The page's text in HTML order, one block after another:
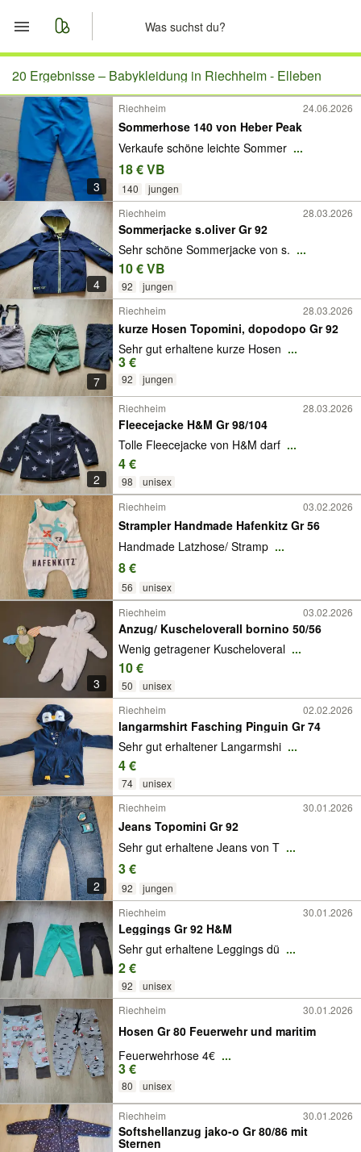
Start
Merkliste
Nachrichten
Anzeige aufgeben
20 Ergebnisse – Babykleidung in Riechheim - Elleben
3
Riechheim 24.06.2026
Sommerhose 140 von Heber Peak
Verkaufe schöne leichte Sommer ...
18 € VB
140 jungen
4
Riechheim 28.03.2026
Sommerjacke s.oliver Gr 92
Sehr schöne Sommerjacke von s. ...
10 € VB
92 jungen
7
Riechheim 28.03.2026
kurze Hosen Topomini, dopodopo Gr 92
Sehr gut erhaltene kurze Hosen ...
3 €
92 jungen
2
Riechheim 28.03.2026
Fleecejacke H&M Gr 98/104
Tolle Fleecejacke von H&M darf ...
4 €
98
unisex
Riechheim
03.02.2026
Strampler Handmade Hafenkitz Gr 56
Handmade Latzhose/ Stramp ...
8 €
56 unisex
3
Riechheim 03.02.2026
Anzug/ Kuscheloverall bornino 50/56
Wenig getragener Kuscheloveral ...
10 €
50
unisex
Riechheim
02.02.2026
langarmshirt Fasching Pinguin Gr 74
Sehr gut erhaltener Langarmshi ...
4 €
74 unisex
2
Riechheim 30.01.2026
Jeans Topomini Gr 92
Sehr gut erhaltene Jeans von T ...
3 €
92
jungen
Riechheim
30.01.2026
Leggings Gr 92 H&M
Sehr gut erhaltene Leggings dü ...
2 €
92
unisex
Riechheim
30.01.2026
Hosen Gr 80 Feuerwehr und maritim
Feuerwehrhose 4€ ...
3 €
80 unisex
Riechheim 30.01.2026
Softshellanzug jako-o Gr 80/86 mit
Sternen